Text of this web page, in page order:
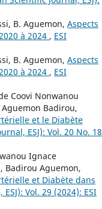
B. Aguemon, Aspects
à 2024 , ESI
B. Aguemon, Aspects
à 2024 , ESI
Coovi Nonwanou
Aguemon Badirou,
et le Diabète
ESJ): Vol. 20 No. 18
Ignace
Badirou Aguemon,
et Diabète dans
Vol. 29 (2024): ESI